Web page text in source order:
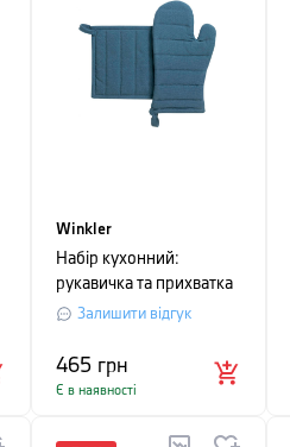
Winkler
Набір кухонний:
рукавичка та прихватка
Winkler Jona, синій
Залишити відгук
465 грн
Є в наявності